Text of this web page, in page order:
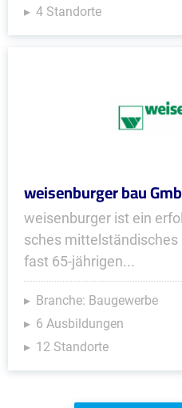
4 Standorte
weisenburger bau
weisenburger ist ein
sches
fast 65-jährigen...
Branche: Baugewerbe
6 Ausbildungen
12 Standorte